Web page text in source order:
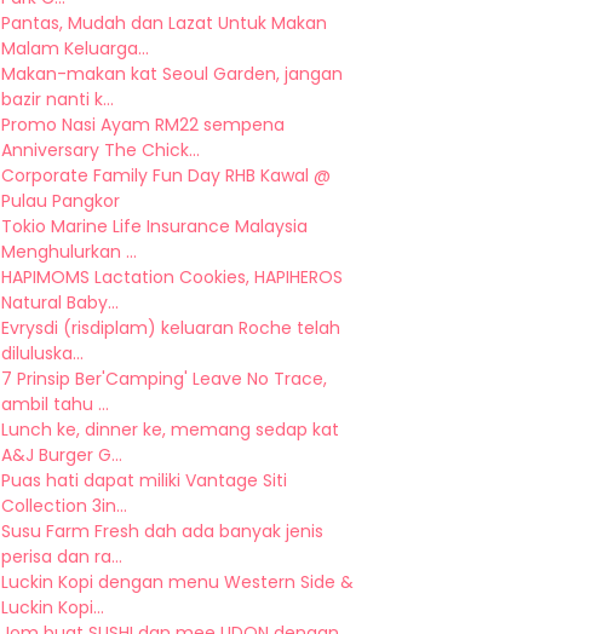
Pantas, Mudah dan Lazat Untuk Makan
Malam Keluarga...
Makan-makan kat Seoul Garden, jangan
bazir nanti k...
Promo Nasi Ayam RM22 sempena
Anniversary The Chick...
Corporate Family Fun Day RHB Kawal @
Pulau Pangkor
Tokio Marine Life Insurance Malaysia
Menghulurkan ...
HAPIMOMS Lactation Cookies, HAPIHEROS
Natural Baby...
Evrysdi (risdiplam) keluaran Roche telah
diluluska...
7 Prinsip Ber'Camping' Leave No Trace,
ambil tahu ...
Lunch ke, dinner ke, memang sedap kat
A&J Burger G...
Puas hati dapat miliki Vantage Siti
Collection 3in...
Susu Farm Fresh dah ada banyak jenis
perisa dan ra...
Luckin Kopi dengan menu Western Side &
Luckin Kopi...